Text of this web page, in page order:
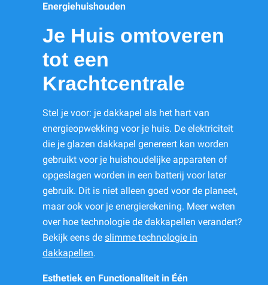
Energiehuishouden
Je Huis omtoveren
tot een
Krachtcentrale
Stel je voor: je dakkapel als het hart van
energieopwekking voor je huis. De elektriciteit
die je glazen dakkapel genereert kan worden
gebruikt voor je huishoudelijke apparaten of
opgeslagen worden in een batterij voor later
gebruik. Dit is niet alleen goed voor de planeet,
maar ook voor je energierekening. Meer weten
over hoe technologie de dakkapellen verandert?
Bekijk eens de slimme technologie in
dakkapellen.
Esthetiek en Functionaliteit in Één